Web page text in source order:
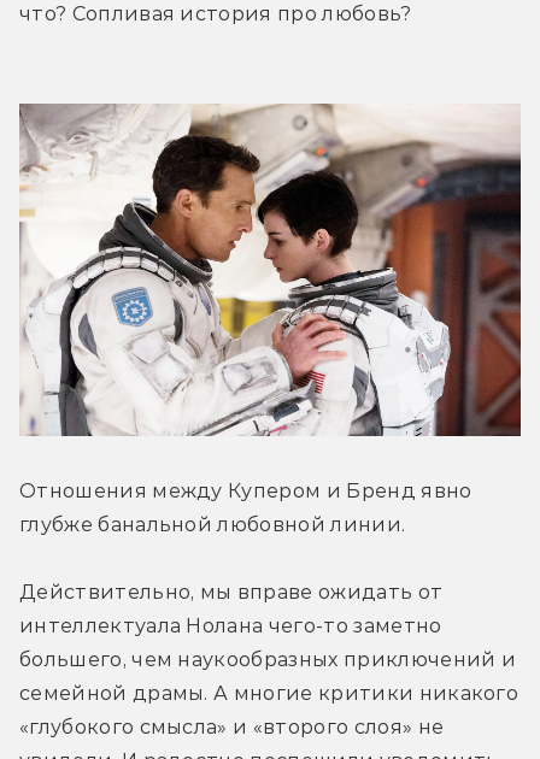
что? Сопливая история про любовь?
Отношения между Купером и Бренд явно
глубже банальной любовной линии.
Действительно, мы вправе ожидать от
интеллектуала Нолана чего-то заметно
большего, чем наукообразных приключений и
семейной драмы. А многие критики никакого
«глубокого смысла» и «второго слоя» не